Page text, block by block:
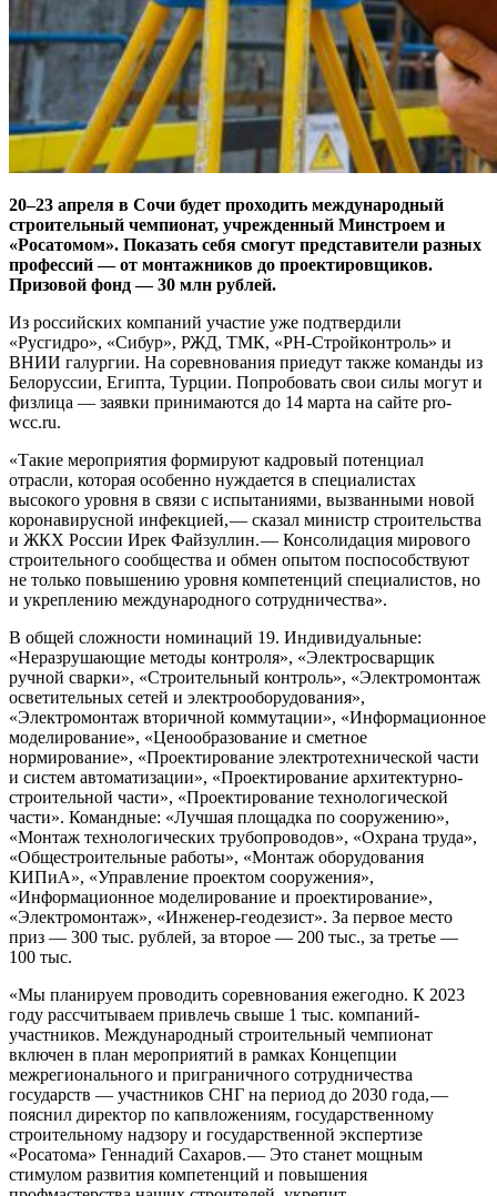
20–23 апреля в Сочи будет проходить международный
строительный чемпионат, учрежденный Минстроем и
«Росатомом». Показать себя смогут представители разных
профессий — от монтажников до проектировщиков.
Призовой фонд — 30 млн рублей.
Из российских компаний участие уже подтвердили
«Русгидро», «Сибур», РЖД, ТМК, «РН-Стройконтроль» и
ВНИИ галургии. На соревнования приедут также команды из
Белоруссии, Египта, Турции. Попробовать свои силы могут и
физлица — заявки принимаются до 14 марта на сайте pro-
wcc.ru.
«Такие мероприятия формируют кадровый потенциал
отрасли, которая особенно нуждается в специалистах
высокого уровня в связи с испытаниями, вызванными новой
коронавирусной инфекцией, — сказал министр строительства
и ЖКХ России Ирек Файзуллин. — Консолидация мирового
строительного сообщества и обмен опытом поспособствуют
не только повышению уровня компетенций специалистов, но
и укреплению международного сотрудничества».
В общей сложности номинаций 19. Индивидуальные:
«Неразрушающие методы контроля», «Электросварщик
ручной сварки», «Строительный контроль», «Электромонтаж
осветительных сетей и электрооборудования»,
«Электромонтаж вторичной коммутации», «Информационное
моделирование», «Ценообразование и сметное
нормирование», «Проектирование электротехнической части
и систем автоматизации», «Проектирование архитектурно-
строительной части», «Проектирование технологической
части». Командные: «Лучшая площадка по сооружению»,
«Монтаж технологических трубопроводов», «Охрана труда»,
«Общестроительные работы», «Монтаж оборудования
КИПиА», «Управление проектом сооружения»,
«Информационное моделирование и проектирование»,
«Электромонтаж», «Инженер-геодезист». За первое место
приз — 300 тыс. рублей, за второе — 200 тыс., за третье —
100 тыс.
«Мы планируем проводить соревнования ежегодно. К 2023
году рассчитываем привлечь свыше 1 тыс. компаний-
участников. Международный строительный чемпионат
включен в план мероприятий в рамках Концепции
межрегионального и приграничного сотрудничества
государств — участников СНГ на период до 2030 года, —
пояснил директор по капвложениям, государственному
строительному надзору и государственной экспертизе
«Росатома» Геннадий Сахаров. — Это станет мощным
стимулом развития компетенций и повышения